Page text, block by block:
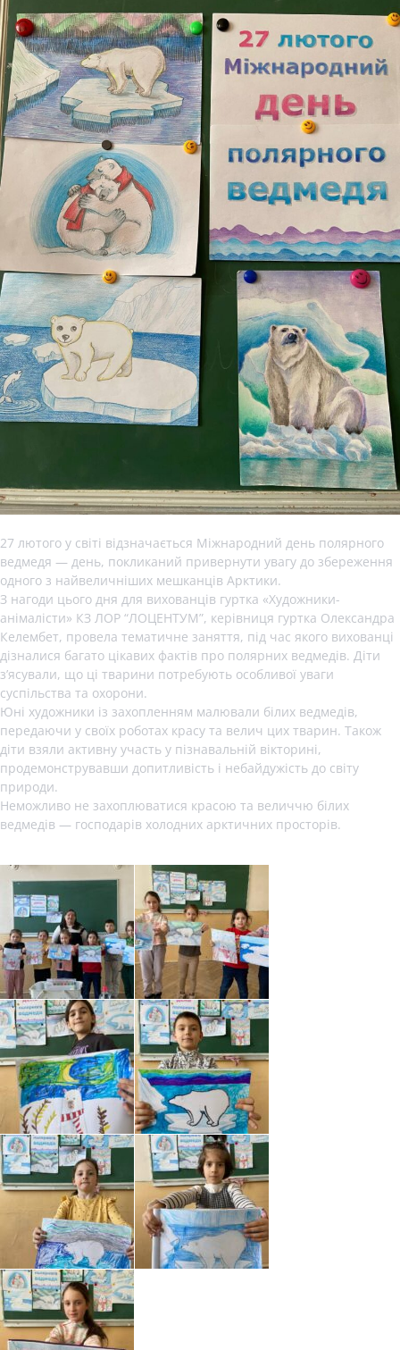
27 лютого у світі відзначається Міжнародний день полярного
ведмедя — день, покликаний привернути увагу до збереження
одного з найвеличніших мешканців Арктики.
З нагоди цього дня для вихованців гуртка «Художники-
анімалісти» КЗ ЛОР “ЛОЦЕНТУМ”, керівниця гуртка Олександра
Келембет, провела тематичне заняття, під час якого вихованці
дізналися багато цікавих фактів про полярних ведмедів. Діти
з’ясували, що ці тварини потребують особливої уваги
суспільства та охорони.
Юні художники із захопленням малювали білих ведмедів,
передаючи у своїх роботах красу та велич цих тварин. Також
діти взяли активну участь у пізнавальній вікторині,
продемонструвавши допитливість і небайдужість до світу
природи.
Неможливо не захоплюватися красою та величчю білих
ведмедів — господарів холодних арктичних просторів.